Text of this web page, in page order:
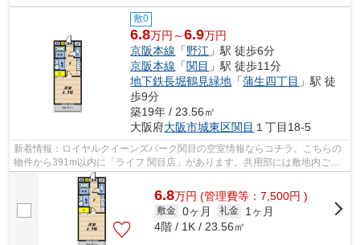
敷0
6.8万円～6.9万円
京阪本線 「野江 」駅 徒歩6分
京阪本線 「関目 」駅 徒歩11分
地下鉄長堀鶴見緑地 「蒲生四丁目 」駅 徒
歩9分
築19年 / 23.56㎡
大阪府大阪市城東区関目 １丁目18-5
新着情報：ロイヤルクイーンズパーク関目の空室情報ならコチラ。こちらの
物件から391m以内に「ライフ 関目店」があります。共用部には敷地内ごみ
置き場・エレベータなどが揃っておりま...
6.8万円 (管理費等：7,500円 )
敷金 0ヶ月 礼金
1ヶ月
4階 / 1K / 23.56㎡